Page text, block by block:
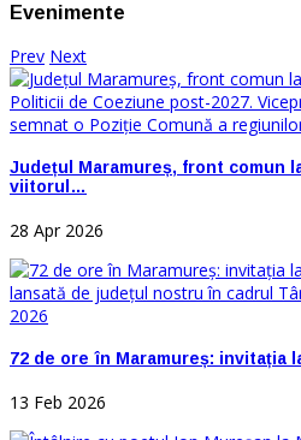
Evenimente
Prev Next
Județul Maramureș, front comun
viitorul…
28 Apr 2026
72 de ore în Maramureș: invitația
13 Feb 2026